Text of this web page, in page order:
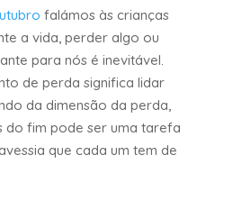
falámos às crianças
a vida, perder algo ou
para nós é inevitável.
de perda significa lidar
da dimensão da perda,
do fim pode ser uma tarefa
que cada um tem de